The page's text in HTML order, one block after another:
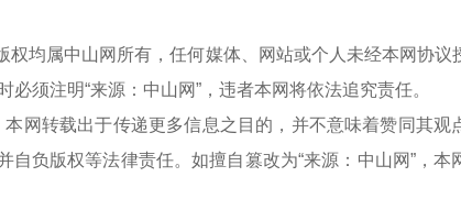
权均属中山网所有，任何媒体、网站或个人未经本网协议
须注明“来源：中山网”，违者本网将依法追究责任。
本网转载出于传递更多信息之目的，并不意味着赞同其观
负版权等法律责任。如擅自篡改为“来源：中山网”，本